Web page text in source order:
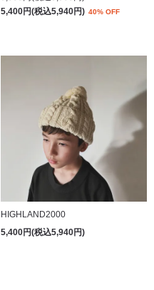
5,400円(税込5,940円) 40% OFF
HIGHLAND2000
5,400円(税込5,940円)